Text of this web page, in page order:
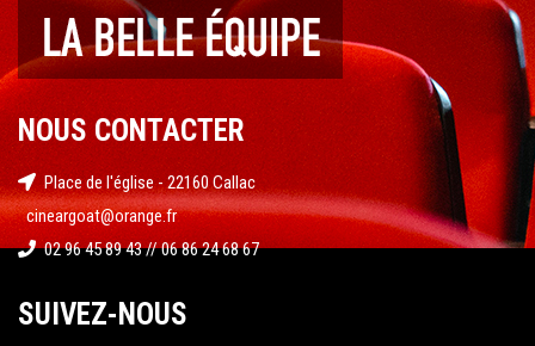
NOUS CONTACTER
Place de l'église - 22160 Callac
cineargoat@orange.fr
02 96 45 89 43 // 06 86 24 68 67
SUIVEZ-NOUS